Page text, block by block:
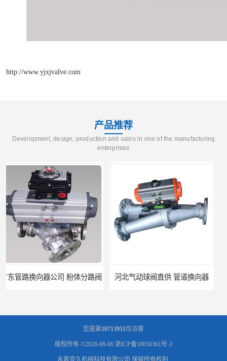
http://www.yjxjvalve.com
产品推荐
Development, design, production and sales in one of the manufacturing
enterprises
河北气动球阀直供 管道换向器 粉体三通阀 北京Y型三通阀
您是第10713951位访客
版权所有 ©2026-08-06 浙ICP备18050361号-3
永嘉宣久机械科技有限公司 保留所有权利.